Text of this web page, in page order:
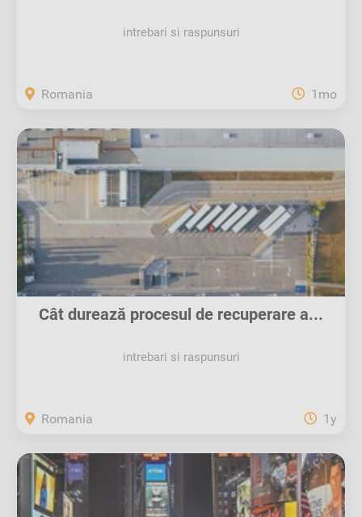
intrebari si raspunsuri
Romania 1mo
Cât durează procesul de recuperare a...
intrebari si raspunsuri
Romania 1y